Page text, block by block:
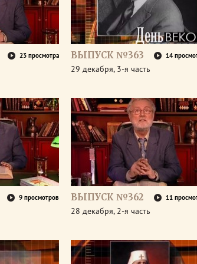
23 просмотра ВЫПУСК №363 14
29 декабря, 3-я часть
9 просмотров ВЫПУСК №362 11
28 декабря, 2-я часть